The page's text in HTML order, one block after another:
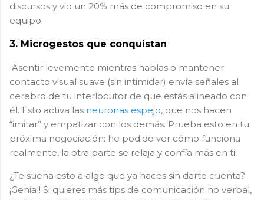
discursos y vio un 20% más de compromiso en su
equipo.
3. Microgestos que conquistan
Asentir levemente mientras hablas o mantener
contacto visual suave (sin intimidar) envía señales al
cerebro de tu interlocutor de que estás alineado con
él. Esto activa las neuronas espejo, que nos hacen
“imitar” y empatizar con los demás. Prueba esto en tu
próxima negociación: he podido ver cómo funciona
realmente, la otra parte se relaja y confía más en ti.
¿Te suena esto a algo que ya haces sin darte cuenta?
¡Genial! Si quieres más tips de comunicación no verbal,